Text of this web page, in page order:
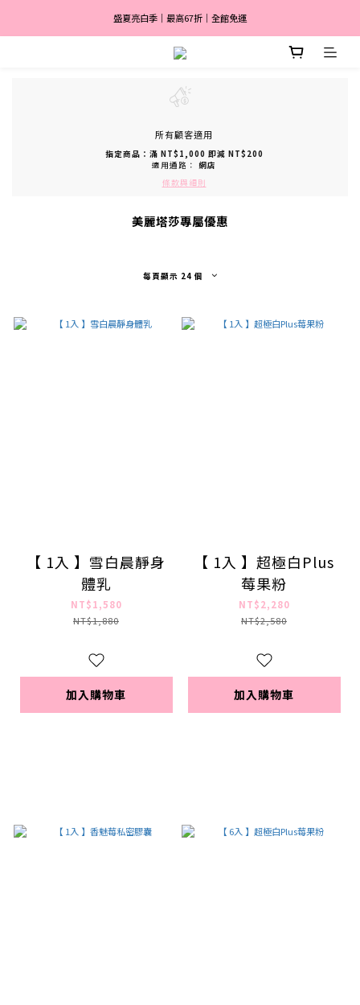
盛夏亮白季｜最高67折｜全館免運
盛夏亮白季｜最高67折｜全館免運
🎀 註冊會員送$2,000
消費滿 $3,600 分期付款零利率 ✨
所有顧客適用
指定商品：滿 NT$1,000 即減 NT$200
適用通路： 網店
條款與細則
美麗塔莎專屬優惠
每頁顯示 24 個
【 1入 】雪白晨靜身
體乳
NT$1,580
NT$1,880
加入購物車
【 1入 】超極白Plus
莓果粉
NT$2,280
NT$2,580
加入購物車